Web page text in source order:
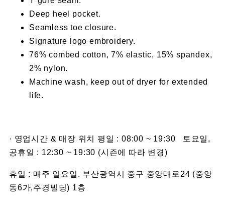
Deep heel pocket.
Seamless toe closure.
Signature logo embroidery.
76% combed cotton, 7% elastic, 15% spandex,
2% nylon.
Machine wash, keep out of dryer for extended
life.
· 영업시간 & 매장 위치 평일 : 08:00 ~ 19:30 토요일,
공휴일 : 12:30 ~ 19:30 (시즌에 따라 변경)
휴일 : 매주 일요일. 부산광역시 중구 중앙대로24 (중앙
동6가,주경빌딩) 1층